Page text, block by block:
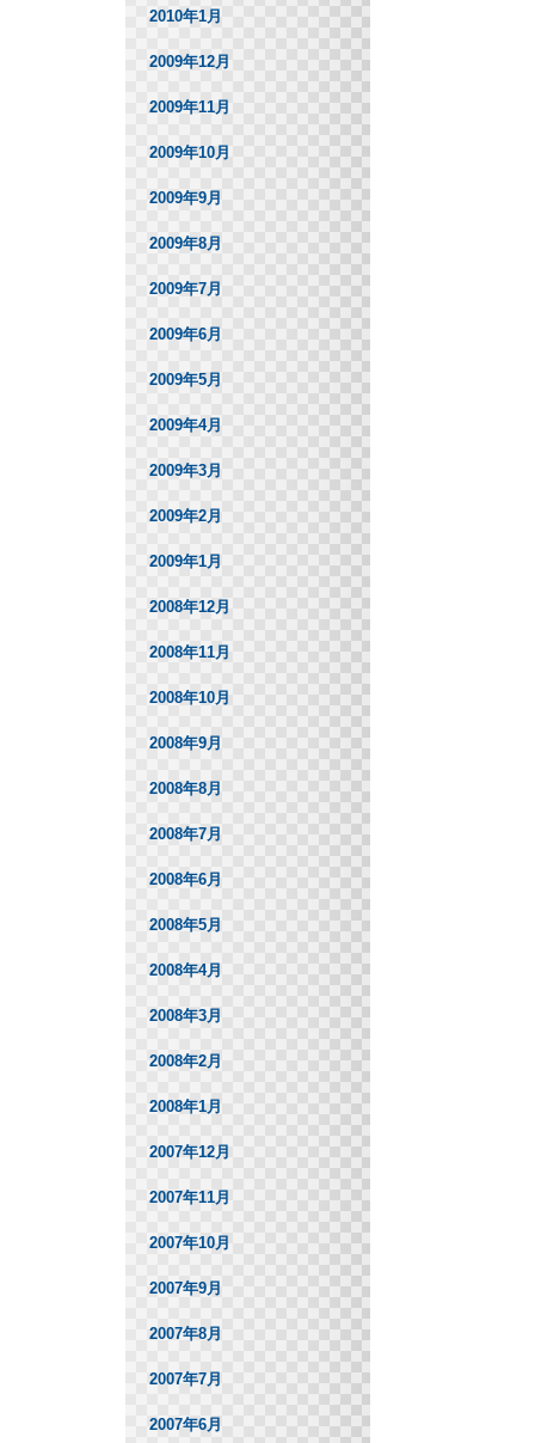
2010年1月
2009年12月
2009年11月
2009年10月
2009年9月
2009年8月
2009年7月
2009年6月
2009年5月
2009年4月
2009年3月
2009年2月
2009年1月
2008年12月
2008年11月
2008年10月
2008年9月
2008年8月
2008年7月
2008年6月
2008年5月
2008年4月
2008年3月
2008年2月
2008年1月
2007年12月
2007年11月
2007年10月
2007年9月
2007年8月
2007年7月
2007年6月